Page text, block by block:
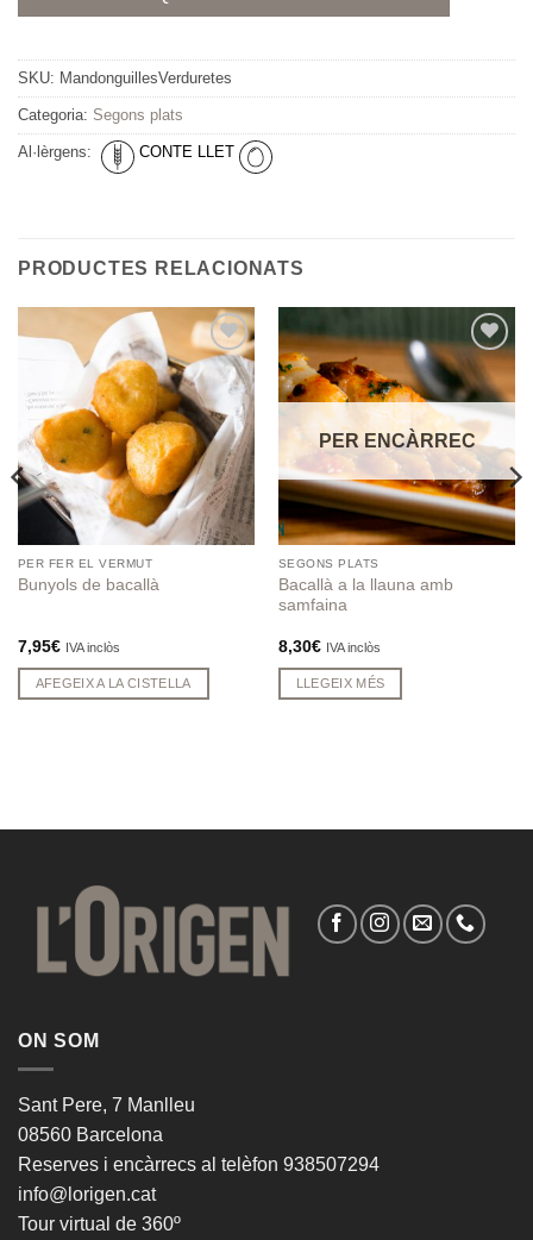
SKU: MandonguillesVerduretes
Categoria: Segons plats
Al·lèrgens: CONTE LLET
PRODUCTES RELACIONATS
Afegeix
Favorits
PER FER EL VERMUT
Bunyols de bacallà
7,95€ IVA inclòs
AFEGEIX A LA CISTELLA
Afegeix
a
Favorits
PER ENCÀRREC
SEGONS PLATS
Bacallà a la llauna amb
samfaina
8,30€ IVA inclòs
LLEGEIX MÉS
ON SOM
Sant Pere, 7 Manlleu
08560 Barcelona
Reserves i encàrrecs al telèfon 938507294
info@lorigen.cat
Tour virtual de 360º